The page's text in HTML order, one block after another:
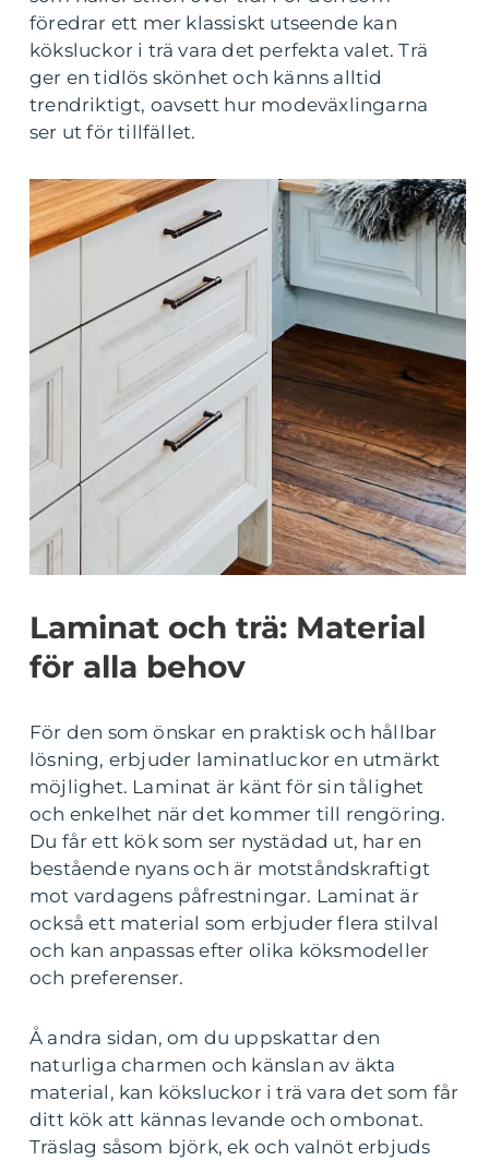
föredrar ett mer klassiskt utseende kan
köksluckor i trä vara det perfekta valet. Trä
ger en tidlös skönhet och känns alltid
trendriktigt, oavsett hur modeväxlingarna
ser ut för tillfället.
Laminat och trä: Material
för alla behov
För den som önskar en praktisk och hållbar
lösning, erbjuder laminatluckor en utmärkt
möjlighet. Laminat är känt för sin tålighet
och enkelhet när det kommer till rengöring.
Du får ett kök som ser nystädad ut, har en
bestående nyans och är motståndskraftigt
mot vardagens påfrestningar. Laminat är
också ett material som erbjuder flera stilval
och kan anpassas efter olika köksmodeller
och preferenser.
Å andra sidan, om du uppskattar den
naturliga charmen och känslan av äkta
material, kan köksluckor i trä vara det som får
ditt kök att kännas levande och ombonat.
Träslag såsom björk, ek och valnöt erbjuds